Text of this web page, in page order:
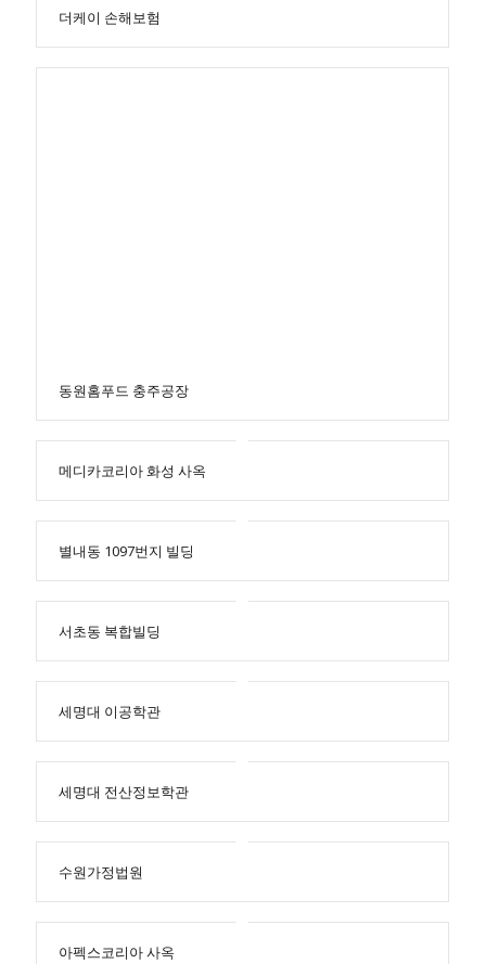
더케이 손해보험
동원홈푸드 충주공장
메디카코리아 화성 사옥
별내동 1097번지 빌딩
서초동 복합빌딩
세명대 이공학관
세명대 전산정보학관
수원가정법원
아펙스코리아 사옥